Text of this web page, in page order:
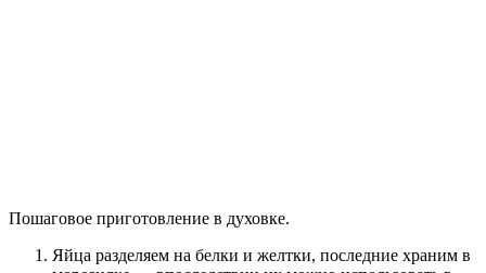
Пошаговое приготовление в духовке.
Яйца разделяем на белки и желтки, последние храним в